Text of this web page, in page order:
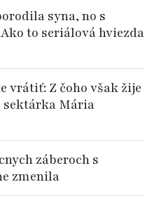
syna, no s
to seriálová hviezda
vrátiť: Z čoho však žije
sektárka Mária
záberoch s
zmenila